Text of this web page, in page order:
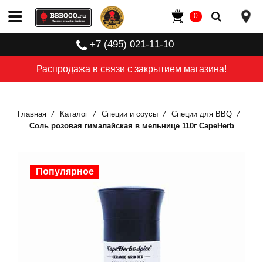
Распродажа в связи с закрытием магазина!
+7 (495) 021-11-10
0
Главная Каталог Специи и соусы
Специи для BBQ
Соль розовая гималайская в мельнице 110г CapeHerb
Популярное
Популярное